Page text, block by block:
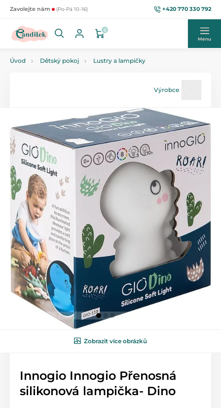
Zavolejte nám (Po-Pá 10-16) +420 770 330 792
0
Menu
Úvod Dětský pokoj Lustry a lampičky
Výrobce
Zobrazit více obrázků
Innogio Innogio Přenosná
silikonová lampička- Dino